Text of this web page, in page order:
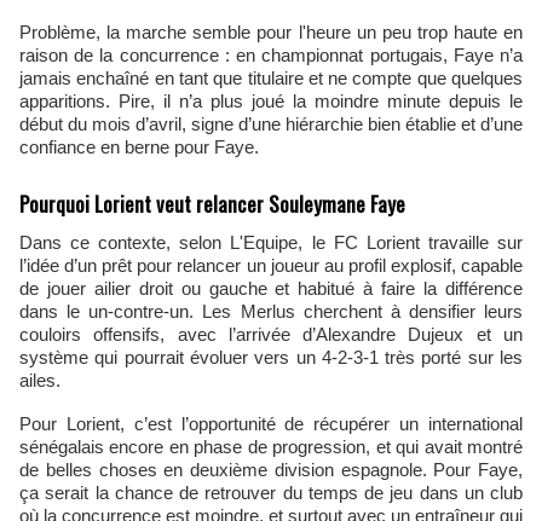
Problème, la marche semble pour l'heure un peu trop haute en
raison de la concurrence : en championnat portugais, Faye n’a
jamais enchaîné en tant que titulaire et ne compte que quelques
apparitions. Pire, il n’a plus joué la moindre minute depuis le
début du mois d’avril, signe d’une hiérarchie bien établie et d’une
confiance en berne pour Faye.
Pourquoi Lorient veut relancer Souleymane Faye
Dans ce contexte, selon L'Equipe, le FC Lorient travaille sur
l’idée d’un prêt pour relancer un joueur au profil explosif, capable
de jouer ailier droit ou gauche et habitué à faire la différence
dans le un-contre-un. Les Merlus cherchent à densifier leurs
couloirs offensifs, avec l’arrivée d’Alexandre Dujeux et un
système qui pourrait évoluer vers un 4-2-3-1 très porté sur les
ailes.
Pour Lorient, c’est l’opportunité de récupérer un international
sénégalais encore en phase de progression, et qui avait montré
de belles choses en deuxième division espagnole. Pour Faye,
ça serait la chance de retrouver du temps de jeu dans un club
où la concurrence est moindre, et surtout avec un entraîneur qui